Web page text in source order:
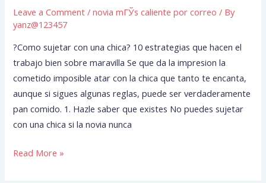
Leave a Comment /novia mГЎs caliente por correo / By
yanz@123457
?Como sujetar con una chica? 10 estrategias que hacen el
trabajo bien sobre maravilla Se que da la impresion la
cometido imposible atar con la chica que tanto te encanta,
aunque si sigues algunas reglas, puede ser verdaderamente
pan comido. 1. Hazle saber que existes No puedes sujetar
con una chica si la novia nunca
10
estrategias
que
hacen
el
trabajo
bien
sobre
Read More »